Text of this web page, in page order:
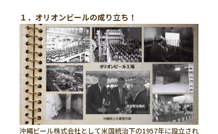
１．オリオンビールの成り立ち！
沖縄ビール株式会社として米国統治下の1957年に設立され